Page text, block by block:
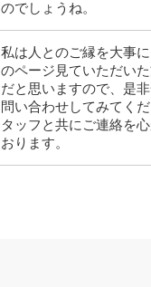
のでしょうね。
私は人とのご縁を大事
のページ見ていただい
だと思いますので、是
問い合わせしてみてく
タッフと共にご連絡を
おります。